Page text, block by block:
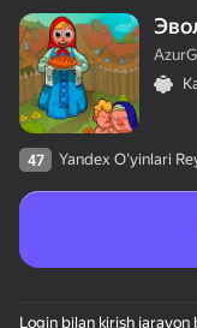
47 Yandex O'yinlari
Login bilan kirish jarayon